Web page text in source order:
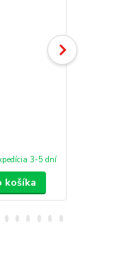
3-5 dní
košíka